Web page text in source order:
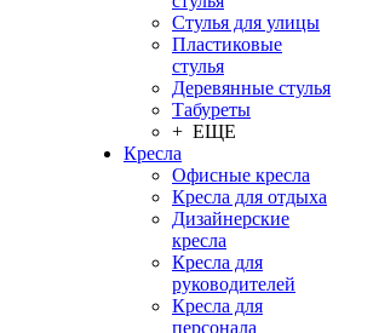
Стулья для улицы
Пластиковые
стулья
Деревянные стулья
Табуреты
+ ЕЩЕ
Кресла
Офисные кресла
Кресла для отдыха
Дизайнерские
кресла
Кресла для
руководителей
Кресла для
персонала